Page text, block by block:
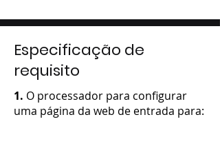
Especificação de
requisito
1. O processador para configurar
uma página da web de entrada para: